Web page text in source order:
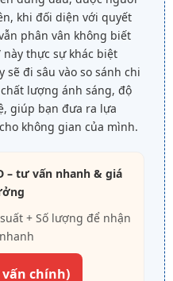
khi đối diện với quyết
phân vân không biết
này thực sự khác biệt
sẽ đi sâu vào so sánh chi
lượng ánh sáng, độ
giúp bạn đưa ra lựa
không gian của mình.
– tư vấn nhanh & giá
+ Số lượng để nhận
vấn chính)